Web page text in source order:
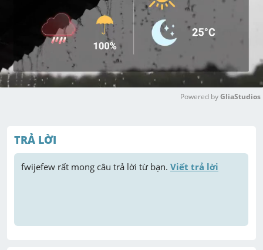
e
Powered by GliaStudios
TRẢ LỜI
fwijefew rất mong câu trả lời từ bạn. Viết trả lời